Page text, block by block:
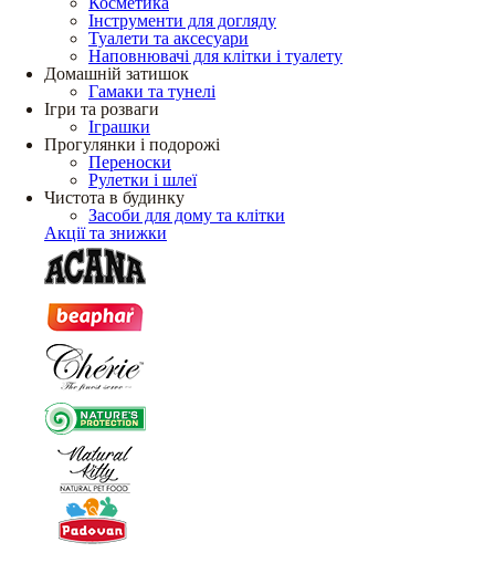
Інструменти для догляду
Туалети та аксесуари
Наповнювачі для клітки і туалету
Домашній затишок
Гамаки та тунелі
Ігри та розваги
Іграшки
Прогулянки і подорожі
Переноски
Рулетки і шлеї
Чистота в будинку
Засоби для дому та клітки
Акції та знижки